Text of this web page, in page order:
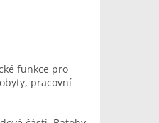
funkce pro
pracovní